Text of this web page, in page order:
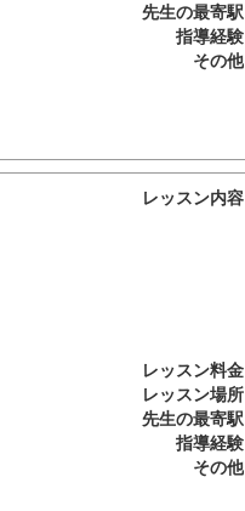
先生の最寄駅
指導経験
その他
レッスン内容
レッスン料金
レッスン場所
先生の最寄駅
指導経験
その他